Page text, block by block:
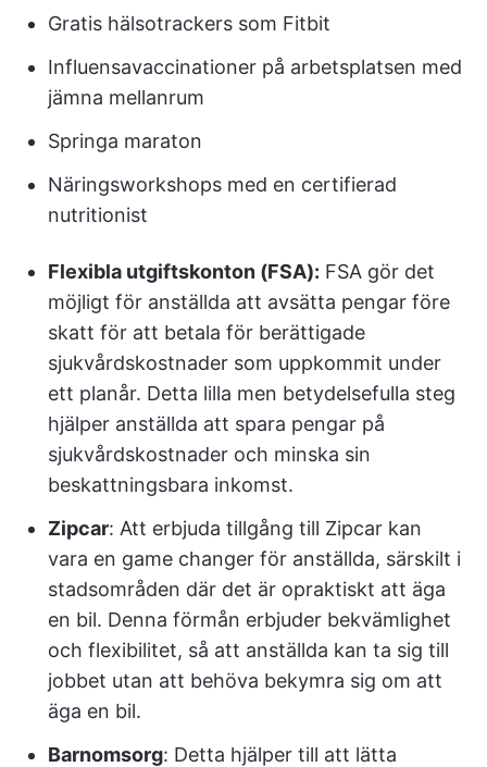
Gratis hälsotrackers som Fitbit
Influensavaccinationer på arbetsplatsen med
jämna mellanrum
Springa maraton
Näringsworkshops med en certifierad
nutritionist
Flexibla utgiftskonton (FSA): FSA gör det
möjligt för anställda att avsätta pengar före
skatt för att betala för berättigade
sjukvårdskostnader som uppkommit under
ett planår. Detta lilla men betydelsefulla steg
hjälper anställda att spara pengar på
sjukvårdskostnader och minska sin
beskattningsbara inkomst.
Zipcar: Att erbjuda tillgång till Zipcar kan
vara en game changer för anställda, särskilt i
stadsområden där det är opraktiskt att äga
en bil. Denna förmån erbjuder bekvämlighet
och flexibilitet, så att anställda kan ta sig till
jobbet utan att behöva bekymra sig om att
äga en bil.
Barnomsorg: Detta hjälper till att lätta